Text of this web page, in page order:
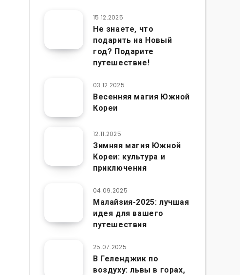
15.12.2025
Не знаете, что
подарить на Новый
год? Подарите
путешествие!
03.12.2025
Весенняя магия Южной
Кореи
12.11.2025
Зимняя магия Южной
Кореи: культура и
приключения
04.09.2025
Малайзия-2025: лучшая
идея для вашего
путешествия
25.07.2025
В Геленджик по
воздуху: львы в горах,